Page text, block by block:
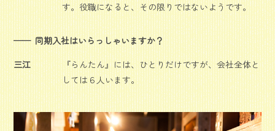
す。役職になると、その限りではないようです。
同期入社はいらっしゃいますか？
三江
『らんたん』には、ひとりだけですが、会社全体と
しては６人います。